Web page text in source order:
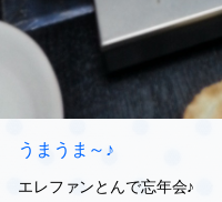
うまうま～♪
エレファンとんで忘年会♪